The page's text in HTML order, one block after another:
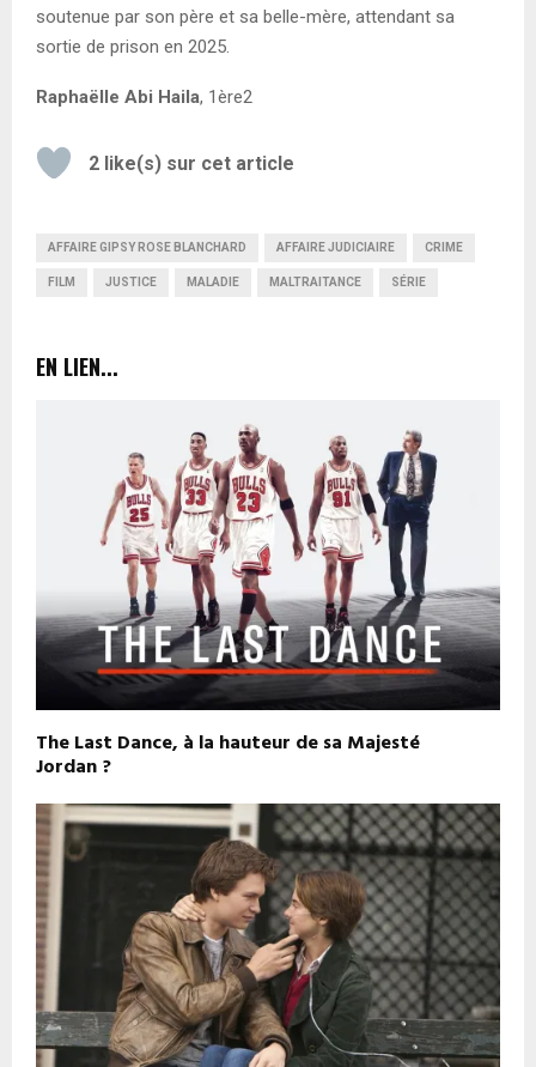
soutenue par son père et sa belle-mère, attendant sa
sortie de prison en 2025.
Raphaëlle Abi Haila, 1ère2
2 like(s) sur cet article
AFFAIRE GIPSY ROSE BLANCHARD AFFAIRE JUDICIAIRE CRIME
FILM JUSTICE MALADIE MALTRAITANCE SÉRIE
EN LIEN...
The Last Dance, à la hauteur de sa Majesté
Jordan ?